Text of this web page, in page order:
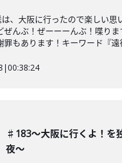
、大阪に行ったので楽しい思
ぜんぶ！ぜーーーんぶ！喋りま
もあります！キーワード『遠
|00:38:24
♯183〜大阪に行くよ！を
夜〜